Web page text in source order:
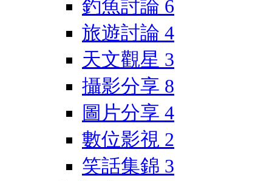
釣魚討論 6
旅遊討論 4
天文觀星 3
攝影分享 8
圖片分享 4
數位影視 2
笑話集錦 3